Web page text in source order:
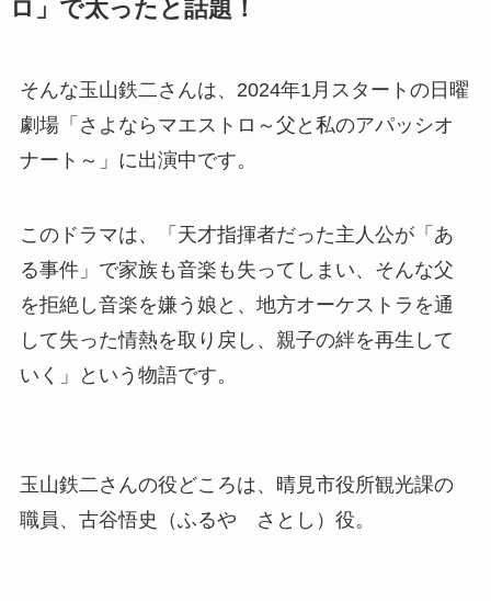
ロ」で太ったと話題！
そんな玉山鉄二さんは、2024年1月スタートの日曜
劇場「さよならマエストロ～父と私のアパッシオ
ナート～」に出演中です。
このドラマは、「天才指揮者だった主人公が「あ
る事件」で家族も音楽も失ってしまい、そんな父
を拒絶し音楽を嫌う娘と、地方オーケストラを通
して失った情熱を取り戻し、親子の絆を再生して
いく」という物語です。
玉山鉄二さんの役どころは、晴見市役所観光課の
職員、古谷悟史（ふるや さとし）役。